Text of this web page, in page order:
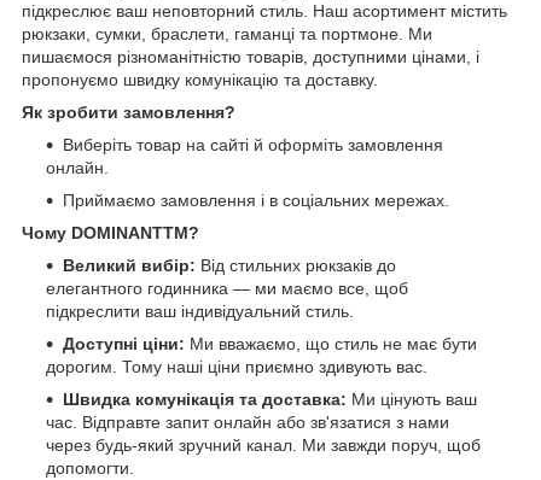
підкреслює ваш неповторний стиль. Наш асортимент містить
рюкзаки, сумки, браслети, гаманці та портмоне. Ми
пишаємося різноманітністю товарів, доступними цінами, і
пропонуємо швидку комунікацію та доставку.
Як зробити замовлення?
Виберіть товар на сайті й оформіть замовлення
онлайн.
Приймаємо замовлення і в соціальних мережах.
Чому DOMINANTTM?
Великий вибір: Від стильних рюкзаків до
елегантного годинника — ми маємо все, щоб
підкреслити ваш індивідуальний стиль.
Доступні ціни: Ми вважаємо, що стиль не має бути
дорогим. Тому наші ціни приємно здивують вас.
Швидка комунікація та доставка: Ми цінують ваш
час. Відправте запит онлайн або зв'язатися з нами
через будь-який зручний канал. Ми завжди поруч, щоб
допомогти.